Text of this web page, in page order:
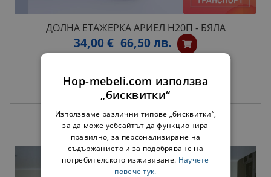
ДОЛНА ЕТАЖЕРКА АРИЕЛ Н20П - БЯЛА
34,00 € 66,50 лв.
ПРОДУКТИ
Hop-mebeli.com използва
„бисквитки“
Използваме различни типове „бисквитки“,
за да може уебсайтът да функционира
правилно, за персонализиране на
съдържанието и за подобряване на
потребителското изживяване. Научете
повече тук.